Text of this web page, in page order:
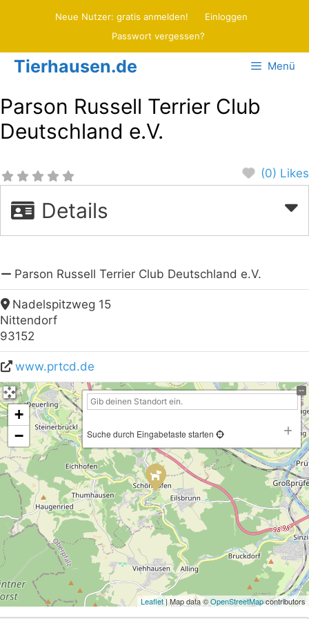
Neue Nutzer: gratis anmelden!
Einloggen
Passwort vergessen?
Tierhausen.de Menü
Parson Russell Terrier Club
Deutschland e.V.
(0) Likes
Details
Parson Russell Terrier Club Deutschland e.V.
Nadelspitzweg 15
Nittendorf
93152
www.prtcd.de
+
−
Suche durch Eingabetaste starten
Leaflet| Map data ©OpenStreetMapcontributors